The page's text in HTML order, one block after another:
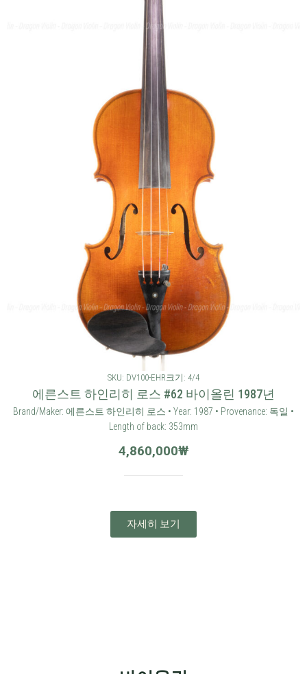
SKU: DV100-EHR크기: 4/4
에른스트 하인리히 로스 #62 바이올린 1987년
Brand/Maker: 에른스트 하인리히 로스 • Year: 1987 • Provenance: 독일 •
Length of back: 353mm
4,860,000₩
자세히 보기